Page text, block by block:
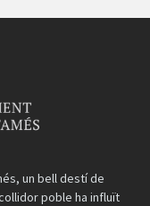
un bell destí de
poble ha influït